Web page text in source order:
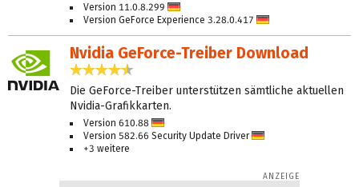
Version 11.0.8.299
eu
tsc
Version GeForce Experience 3.28.0.417
eu
h
Nvidia GeForce-Treiber Download
4,3 Sterne
Die GeForce-Treiber unterstützen sämtliche aktuellen
Nvidia-Grafikkarten.
Version 610.88
eu
Version 582.66 Security Update Driver
+3 weitere